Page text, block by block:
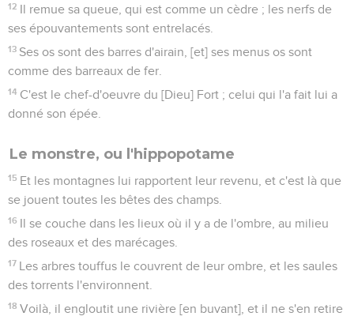
12 Il remue sa queue, qui est comme un cèdre ; les nerfs de
ses épouvantements sont entrelacés.
13 Ses os sont des barres d'airain, [et] ses menus os sont
comme des barreaux de fer.
14 C'est le chef-d'oeuvre du [Dieu] Fort ; celui qui l'a fait lui a
donné son épée.
Le monstre, ou l'hippopotame
15 Et les montagnes lui rapportent leur revenu, et c'est là que
se jouent toutes les bêtes des champs.
16 Il se couche dans les lieux où il y a de l'ombre, au milieu
des roseaux et des marécages.
17 Les arbres touffus le couvrent de leur ombre, et les saules
des torrents l'environnent.
18 Voilà, il engloutit une rivière [en buvant], et il ne s'en retire